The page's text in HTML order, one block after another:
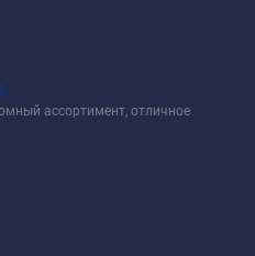
ассортимент, отличное